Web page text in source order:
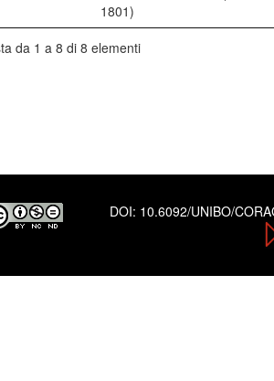
1801)
da 1 a 8 di 8 elementi
DOI: 10.6092/UNIBO/